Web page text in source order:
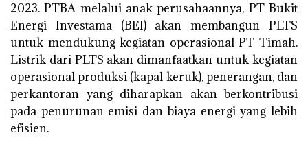
2023. PTBA melalui anak perusahaannya, PT Bukit
Energi Investama (BEI) akan membangun PLTS
untuk mendukung kegiatan operasional PT Timah.
Listrik dari PLTS akan dimanfaatkan untuk kegiatan
operasional produksi (kapal keruk), penerangan, dan
perkantoran yang diharapkan akan berkontribusi
pada penurunan emisi dan biaya energi yang lebih
efisien.